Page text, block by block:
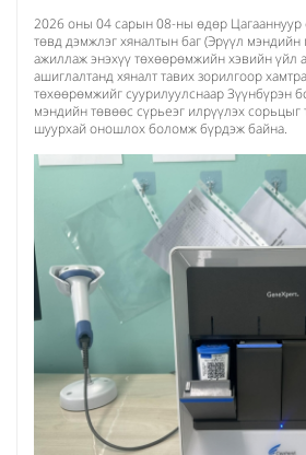
2026 оны 04 сарын 08-ны өдөр
төвд дэмжлэг хяналтын баг (Эрүүл мэндийн
ажиллаж энэхүү төхөөрөмжийн хэвийн үйл
ашиглалтанд хяналт тавих зорилгоор
төхөөрөмжийг суурилуулснаар Зүүнбүрэн
мэндийн төвөөс сүрьеэг илрүүлэх сорьцыг
шуурхай оношлох боломж бүрдэж байна.